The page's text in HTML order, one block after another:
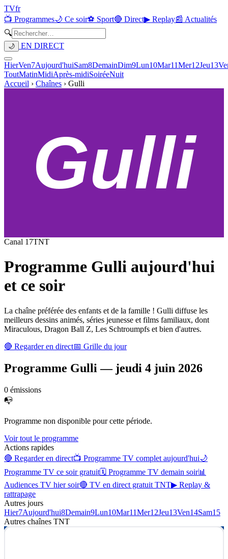
TVfr
📺 Programmes🌙 Ce soir⚽ Sport🔴 Direct▶ Replay📰 Actualités
🔍
🌙 EN DIRECT
HierVen7Aujourd'huiSam8DemainDim9Lun10Mar11Mer12Jeu13
ToutMatinMidiAprès-midiSoiréeNuit
Accueil › Chaînes › Gulli
Canal 17TNT
Programme Gulli aujourd'hui
et ce soir
La chaîne préférée des enfants et de la famille ! Gulli diffuse les
meilleurs dessins animés, séries jeunesse et films familiaux, dont
Miraculous, Dragon Ball Z, Les Schtroumpfs et bien d'autres.
🔴 Regarder en direct📅 Grille du jour
Programme Gulli — jeudi 4 juin 2026
0 émissions
📭
Programme non disponible pour cette période.
Voir tout le programme
Actions rapides
🔴 Regarder en direct📺 Programme TV complet aujourd'hui🌙
Programme TV ce soir gratuit🗓 Programme TV demain soir📊
Audiences TV hier soir🔴 TV en direct gratuit TNT▶ Replay &
rattrapage
Autres jours
Hier7Aujourd'hui8Demain9Lun10Mar11Mer12Jeu13Ven14Sam15
Autres chaînes TNT